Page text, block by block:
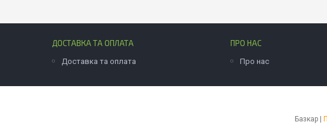
ДОСТАВКА ТА ОПЛАТА
Доставка та оплата
ПРО НАС
Про нас
Базкар |